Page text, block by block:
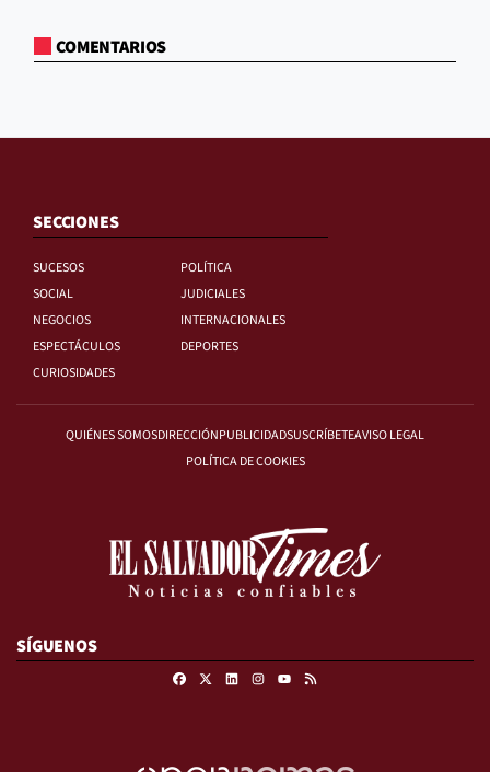
COMENTARIOS
SECCIONES
SUCESOS
POLÍTICA
SOCIAL
JUDICIALES
NEGOCIOS
INTERNACIONALES
ESPECTÁCULOS
DEPORTES
CURIOSIDADES
QUIÉNES SOMOSDIRECCIÓNPUBLICIDADSUSCRÍBETEAVISO LEGAL
POLÍTICA DE COOKIES
SÍGUENOS
FacebookLinkedinInstagram